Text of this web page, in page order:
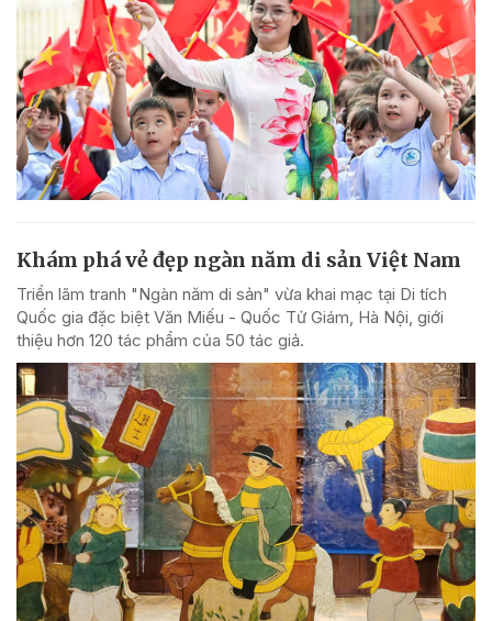
Khám phá vẻ đẹp ngàn năm di sản Việt Nam
Triển lãm tranh "Ngàn năm di sản" vừa khai mạc tại Di tích
Quốc gia đặc biệt Văn Miếu - Quốc Tử Giám, Hà Nội, giới
thiệu hơn 120 tác phẩm của 50 tác giả.